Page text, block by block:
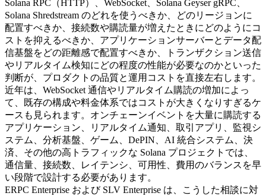
Solana RPC（HTTP）、WebSocket、Solana Geyser gRPC、
Solana Shredstream のどれを使うべきか、どのリージョンに
配置すべきか、接続数や購読量が増えたときにどのようにコ
ストを抑えるべきか、アプリケーションサーバーとデータ配
信基盤をどの距離感で配置すべきか、トランザクション送信
やリアルタイム検知にどの程度の性能が必要なのかといった
判断が、プロダクトの品質と運用コストを直接左右します。
近年は、WebSocket 通信やリアルタイム購読の増加によっ
て、既存の構成や料金体系ではコストが大きくなりすぎるケ
ースも見られます。オンチェーンイベントを大量に購読する
アプリケーション、リアルタイム通知、取引アプリ、監視シ
ステム、分析基盤、ゲーム、DePIN、AI 統合システム、決
済、その他の高トラフィックな Solana プロジェクトでは、
通信量、接続数、レイテンシ、可用性、費用のバランスを早
い段階で設計する必要があります。
ERPC Enterprise および SLV Enterprise は、こうした相談に対